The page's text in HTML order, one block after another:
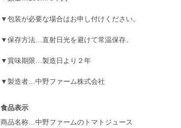
▼包装が必要な場合はお申し付けください。
▼保存方法…直射日光を避けて常温保存。
▼賞味期限…製造日より２年
▼製造者…中野ファーム株式会社
食品表示
商品名称…中野ファームのトマトジュース